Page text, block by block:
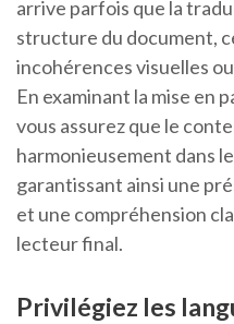
arrive parfois que la
structure du document,
incohérences visuelles
En examinant la mise en
vous assurez que le
harmonieusement dans
garantissant ainsi une
et une compréhension
lecteur final.
Privilégiez les